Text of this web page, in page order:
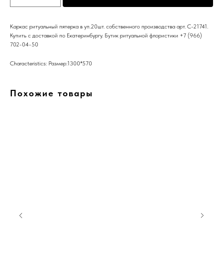
Каркас ритуальный пятерка в уп.20шт. собственного производства арт. C-21741.
Купить с доставкой по Екатеринбургу. Бутик ритуальной флористики +7 (966)
702-04-50
Characteristics: Размер:1300*570
Похожие товары